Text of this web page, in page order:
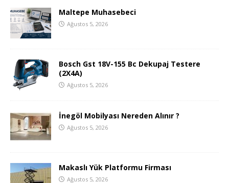
Maltepe Muhasebeci
Ağustos 5, 2026
Bosch Gst 18V-155 Bc Dekupaj Testere
(2X4A)
Ağustos 5, 2026
İnegöl Mobilyası Nereden Alınır ?
Ağustos 5, 2026
Makaslı Yük Platformu Firması
Ağustos 5, 2026